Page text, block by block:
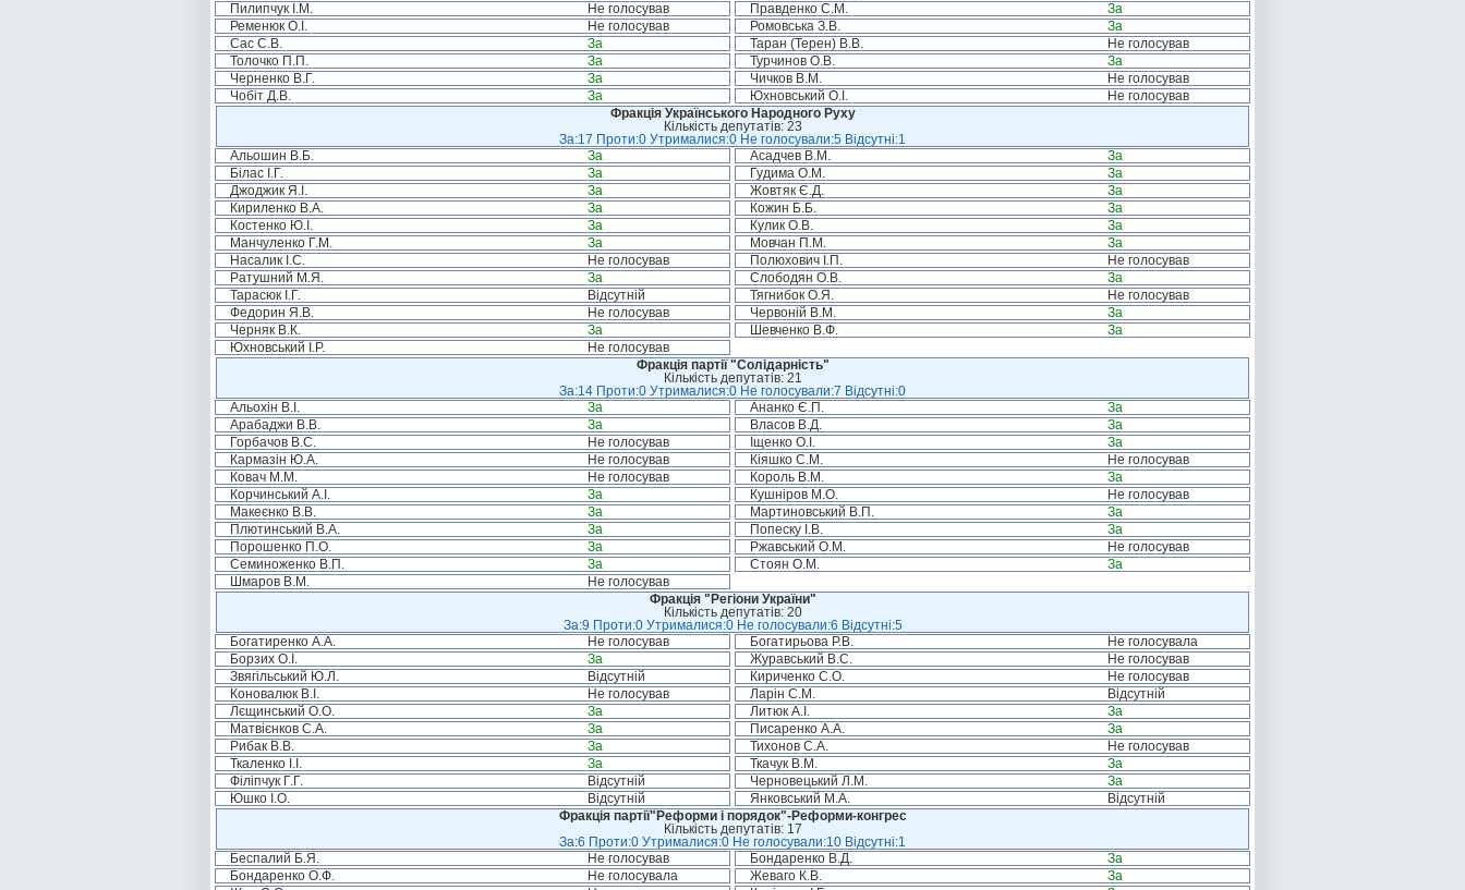
Пилипчук І.М.
Не голосував Правденко С.М.
За
Ременюк О.І.
Не голосував Ромовська З.В.
За
Сас С.В.
За Таран (Терен) В.В.
Не голосував
Толочко П.П.
За Турчинов О.В.
За
Черненко В.Г.
За Чичков В.М.
Не голосував
Чобіт Д.В.
За Юхновський О.І.
Не голосував
Фракція Українського Народного Руху
Кількість депутатів: 23
За:17 Проти:0 Утрималися:0 Не голосували:5 Відсутні:1
Альошин В.Б.
За Асадчев В.М.
За
Білас І.Г.
За Гудима О.М.
За
Джоджик Я.І.
За Жовтяк Є.Д.
За
Кириленко В.А.
За Кожин Б.Б.
За
Костенко Ю.І.
За Кулик О.В.
За
Манчуленко Г.М.
За Мовчан П.М.
За
Насалик І.С.
Не голосував Полюхович І.П.
Не голосував
Ратушний М.Я.
За Слободян О.В.
За
Тарасюк І.Г.
Відсутній Тягнибок О.Я.
Не голосував
Федорин Я.В.
Не голосував Червоній В.М.
За
Черняк В.К.
За Шевченко В.Ф.
За
Юхновський І.Р.
Не голосував
Фракція партії "Солідарність"
Кількість депутатів: 21
За:14 Проти:0 Утрималися:0 Не голосували:7 Відсутні:0
Альохін В.І.
За Ананко Є.П.
За
Арабаджи В.В.
За Власов В.Д.
За
Горбачов В.С.
Не голосував Іщенко О.І.
За
Кармазін Ю.А.
Не голосував Кіяшко С.М.
Не голосував
Ковач М.М.
Не голосував Король В.М.
За
Корчинський А.І.
За Кушніров М.О.
Не голосував
Макеєнко В.В.
За Мартиновський В.П.
За
Плютинський В.А.
За Попеску І.В.
За
Порошенко П.О.
За Ржавський О.М.
Не голосував
Семиноженко В.П.
За Стоян О.М.
За
Шмаров В.М.
Не голосував
Фракція "Регіони України"
Кількість депутатів: 20
За:9 Проти:0 Утрималися:0 Не голосували:6 Відсутні:5
Богатиренко А.А.
Не голосував Богатирьова Р.В.
Не голосувала
Борзих О.І.
За Журавський В.С.
Не голосував
Звягільський Ю.Л.
Відсутній Кириченко С.О.
Не голосував
Коновалюк В.І.
Не голосував Ларін С.М.
Відсутній
Лєщинський О.О.
За Литюк А.І.
За
Матвієнков С.А.
За Писаренко А.А.
За
Рибак В.В.
За Тихонов С.А.
Не голосував
Ткаленко І.І.
За Ткачук В.М.
За
Філіпчук Г.Г.
Відсутній Черновецький Л.М.
За
Юшко І.О.
Відсутній Янковський М.А.
Відсутній
Фракція партії"Реформи і порядок"-Реформи-конгрес
Кількість депутатів: 17
За:6 Проти:0 Утрималися:0 Не голосували:10 Відсутні:1
Беспалий Б.Я.
Не голосував Бондаренко В.Д.
За
Бондаренко О.Ф.
Не голосувала Жеваго К.В.
За